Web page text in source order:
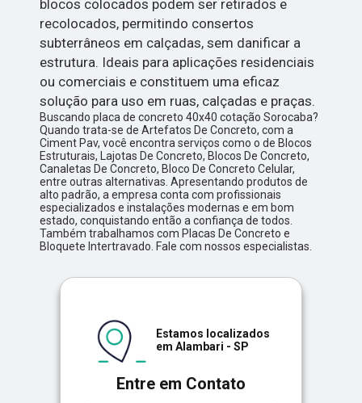
blocos colocados podem ser retirados e
recolocados, permitindo consertos
subterrâneos em calçadas, sem danificar a
estrutura. Ideais para aplicações residenciais
ou comerciais e constituem uma eficaz
solução para uso em ruas, calçadas e praças.
Buscando placa de concreto 40x40 cotação Sorocaba?
Quando trata-se de Artefatos De Concreto, com a
Ciment Pav, você encontra serviços como o de Blocos
Estruturais, Lajotas De Concreto, Blocos De Concreto,
Canaletas De Concreto, Bloco De Concreto Celular,
entre outras alternativas. Apresentando produtos de
alto padrão, a empresa conta com profissionais
especializados e instalações modernas e em bom
estado, conquistando então a confiança de todos.
Também trabalhamos com Placas De Concreto e
Bloquete Intertravado. Fale com nossos especialistas.
Entre em Contato
Estamos localizados
em Alambari - SP